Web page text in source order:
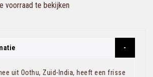
voorraad te bekijken
uit Oothu, Zuid-India, heeft een frisse